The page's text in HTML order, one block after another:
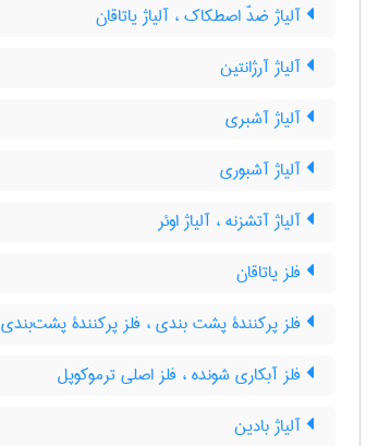
آلیاژ ضدّ اصطکاک ، آلیاژ یاتاقان
آلیاژ آرژانتین
آلیاژ آشبری
آلیاژ آشبوری
آلیاژ آتشزنه ، آلیاژ اوئر
فلز یاتاقان
فلز پرکنندۀ پشت بندی ، فلز پرکنندۀ پشت‌بندی
فلز آبکاری شونده ، فلز اصلی ترموکوپل
آلیاژ بادین